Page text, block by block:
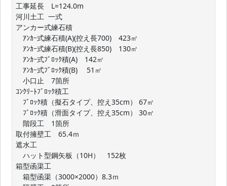
工事延長　L=124.0m
河川土工  一式
アンカー式練石積
ｱﾝｶｰ式練石積(A)(控え長700)　423㎡
ｱﾝｶｰ式練石積(B)(控え長850)　130㎡
ｱﾝｶｰ式ﾌﾞﾛｯｸ積(A)　142㎡
ｱﾝｶｰ式ﾌﾞﾛｯｸ積(B)　 51㎡
小口止　7箇所
ｺﾝｸﾘｰﾄﾌﾞﾛｯｸ積工
ﾌﾞﾛｯｸ積（擬石タイプ、控え35cm） 67㎡
ﾌﾞﾛｯｸ積（滑面タイプ、控え35cm） 30㎡
階段工　1箇所
取付擁壁工　65.4ｍ
遮水工
ハット型鋼矢板（10H）　152枚
箱型函渠工
箱型函渠（3000×2000）8.3ｍ